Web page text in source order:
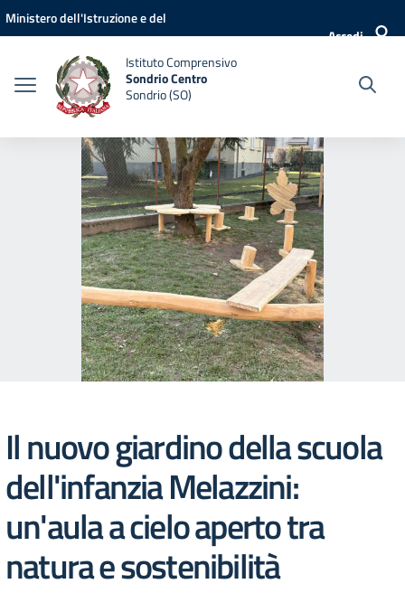
Vai ai contenuti
Vai al menu di navigazione
Vai al footer
Ministero dell'Istruzione e del
Accedi
Istituto Comprensivo
Sondrio Centro
Sondrio (SO)
Il nuovo giardino della scuola
dell'infanzia Melazzini:
un'aula a cielo aperto tra
natura e sostenibilità